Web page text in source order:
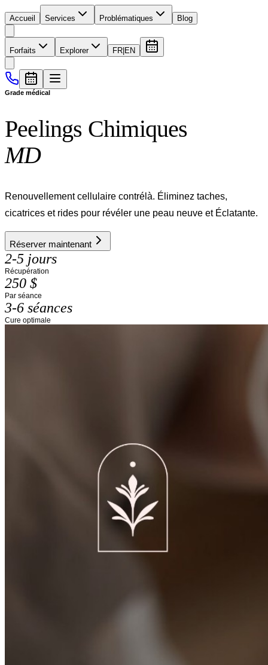
Accueil Services Problématiques Blog
Forfaits Explorer FR EN
Grade médical
Peelings Chimiques
MD
Renouvellement cellulaire contrélà. Éliminez taches,
cicatrices et rides pour révéler une peau neuve et Éclatante.
Réserver maintenant
2-5 jours
Récupération
250 $
Par séance
3-6 séances
Cure optimale